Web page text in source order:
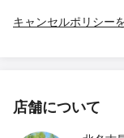
キャンセルポリシー
店舗について